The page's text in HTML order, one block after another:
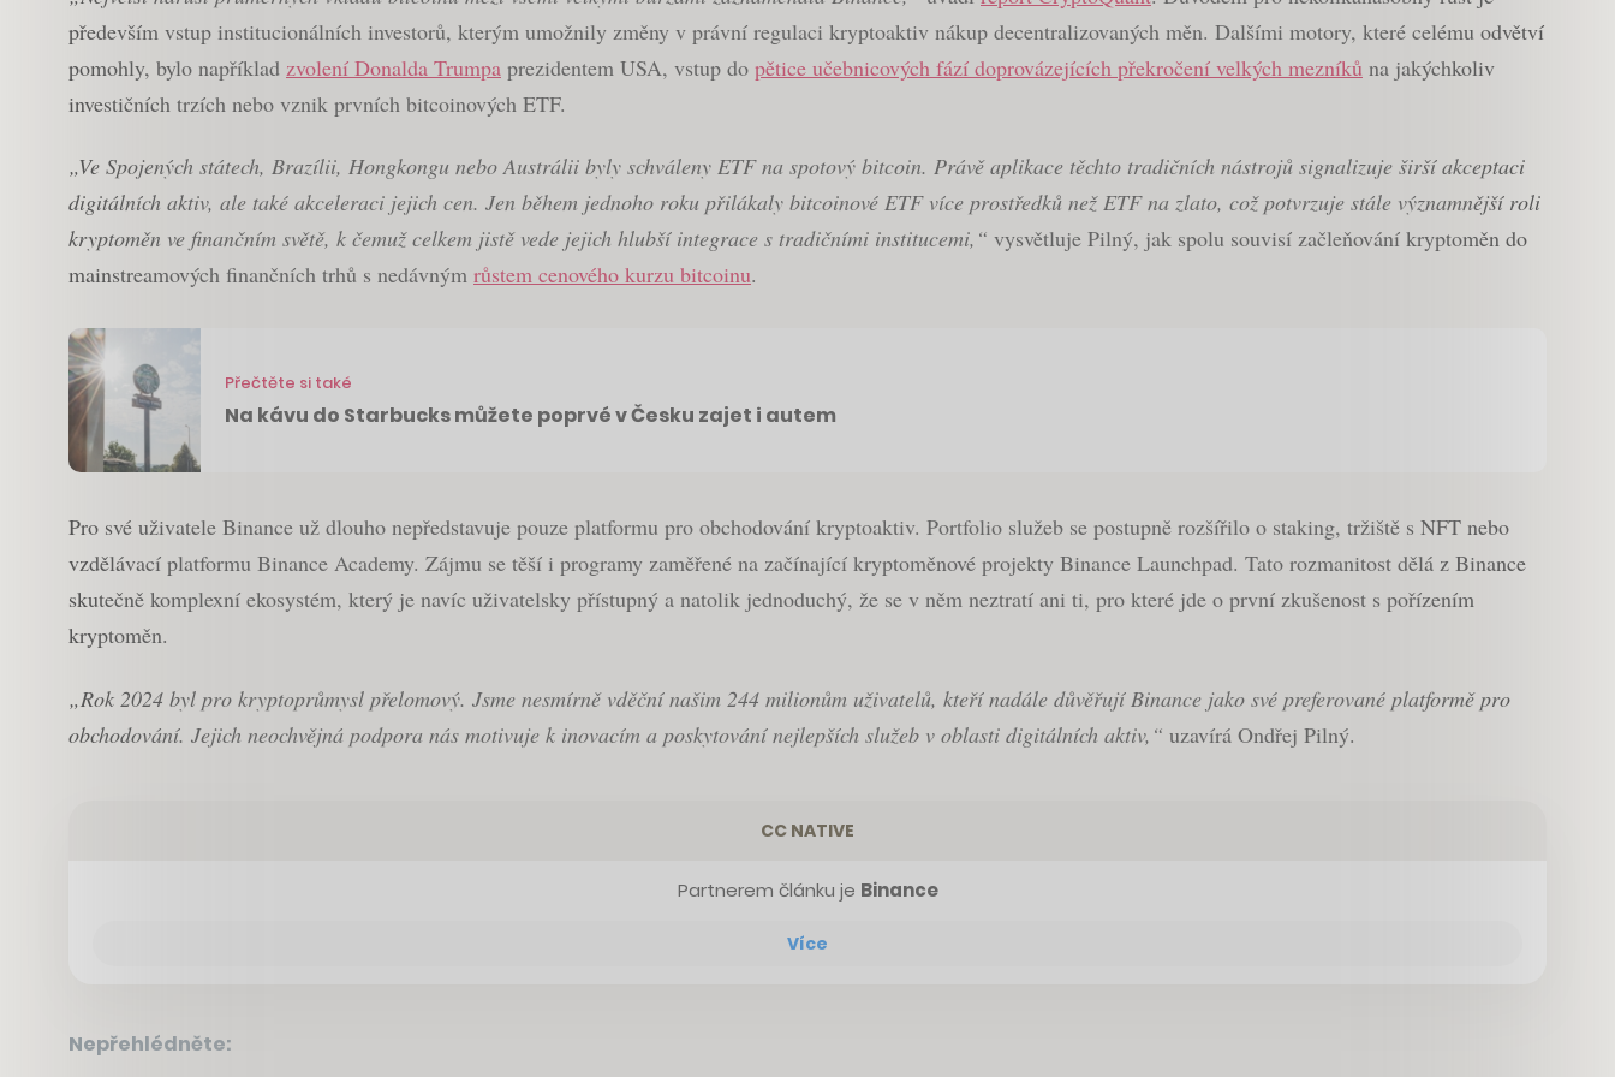
především vstup institucionálních investorů, kterým umožnily změny v právní regulaci kryptoaktiv nákup decentralizovaných měn. Dalšími motory, které celému odvětví
pomohly, bylo například zvolení Donalda Trumpa prezidentem USA, vstup do pětice učebnicových fází doprovázejících překročení velkých mezníků na jakýchkoliv
investičních trzích nebo vznik prvních bitcoinových ETF.
„Ve Spojených státech, Brazílii, Hongkongu nebo Austrálii byly schváleny ETF na spotový bitcoin. Právě aplikace těchto tradičních nástrojů signalizuje širší akceptaci
digitálních aktiv, ale také akceleraci jejich cen. Jen během jednoho roku přilákaly bitcoinové ETF více prostředků než ETF na zlato, což potvrzuje stále významnější roli
kryptoměn ve finančním světě, k čemuž celkem jistě vede jejich hlubší integrace s tradičními institucemi,“ vysvětluje Pilný, jak spolu souvisí začleňování kryptoměn do
mainstreamových finančních trhů s nedávným růstem cenového kurzu bitcoinu.
Přečtěte si také
Na kávu do Starbucks můžete poprvé v Česku zajet i autem
Pro své uživatele Binance už dlouho nepředstavuje pouze platformu pro obchodování kryptoaktiv. Portfolio služeb se postupně rozšířilo o staking, tržiště s NFT nebo
vzdělávací platformu Binance Academy. Zájmu se těší i programy zaměřené na začínající kryptoměnové projekty Binance Launchpad. Tato rozmanitost dělá z Binance
skutečně komplexní ekosystém, který je navíc uživatelsky přístupný a natolik jednoduchý, že se v něm neztratí ani ti, pro které jde o první zkušenost s pořízením
kryptoměn.
„Rok 2024 byl pro kryptoprůmysl přelomový. Jsme nesmírně vděční našim 244 milionům uživatelů, kteří nadále důvěřují Binance jako své preferované platformě pro
obchodování. Jejich neochvějná podpora nás motivuje k inovacím a poskytování nejlepších služeb v oblasti digitálních aktiv,“ uzavírá Ondřej Pilný.
CC NATIVE
Partnerem článku je Binance
Více
Nepřehlédněte: